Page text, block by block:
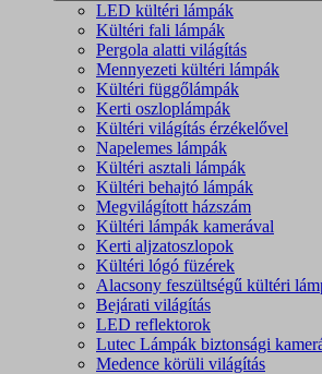
LED kültéri lámpák
Kültéri fali lámpák
Pergola alatti világítás
Mennyezeti kültéri lámpák
Kültéri függőlámpák
Kerti oszloplámpák
Kültéri világítás érzékelővel
Napelemes lámpák
Kültéri asztali lámpák
Kültéri behajtó lámpák
Megvilágított házszám
Kültéri lámpák kamerával
Kerti aljzatoszlopok
Kültéri lógó füzérek
Alacsony feszültségű kültéri
Bejárati világítás
LED reflektorok
Lutec Lámpák biztonsági
Medence körüli világítás